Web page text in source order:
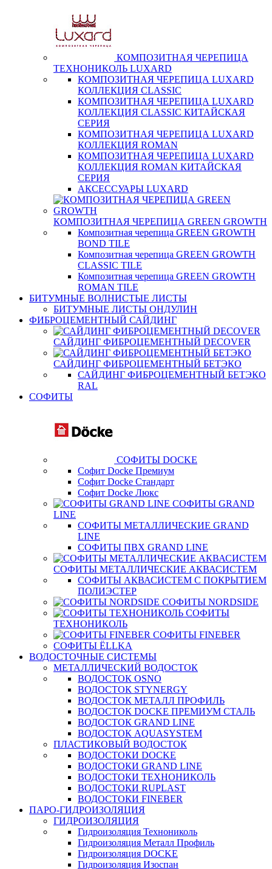
КОМПОЗИТНАЯ ЧЕРЕПИЦА
ТЕХНОНИКОЛЬ LUXARD
КОМПОЗИТНАЯ ЧЕРЕПИЦА LUXARD
КОЛЛЕКЦИЯ CLASSIC
КОМПОЗИТНАЯ ЧЕРЕПИЦА LUXARD
КОЛЛЕКЦИЯ CLASSIC КИТАЙСКАЯ
СЕРИЯ
КОМПОЗИТНАЯ ЧЕРЕПИЦА LUXARD
КОЛЛЕКЦИЯ ROMAN
КОМПОЗИТНАЯ ЧЕРЕПИЦА LUXARD
КОЛЛЕКЦИЯ ROMAN КИТАЙСКАЯ
СЕРИЯ
АКСЕССУАРЫ LUXARD
КОМПОЗИТНАЯ ЧЕРЕПИЦА GREEN GROWTH
Композитная черепица GREEN GROWTH
BOND TILE
Композитная черепица GREEN GROWTH
CLASSIC TILE
Композитная черепица GREEN GROWTH
ROMAN TILE
БИТУМНЫЕ ВОЛНИСТЫЕ ЛИСТЫ
БИТУМНЫЕ ЛИСТЫ ОНДУЛИН
ФИБРОЦЕМЕНТНЫЙ САЙДИНГ
САЙДИНГ ФИБРОЦЕМЕНТНЫЙ DECOVER
САЙДИНГ ФИБРОЦЕМЕНТНЫЙ БЕТЭКО
САЙДИНГ ФИБРОЦЕМЕНТНЫЙ БЕТЭКО
RAL
СОФИТЫ
СОФИТЫ DOCKE
Софит Docke Премиум
Софит Docke Стандарт
Софит Docke Люкс
СОФИТЫ GRAND
LINE
СОФИТЫ МЕТАЛЛИЧЕСКИЕ GRAND
LINE
СОФИТЫ ПВХ GRAND LINE
СОФИТЫ МЕТАЛЛИЧЕСКИЕ АКВАСИСТЕМ
СОФИТЫ АКВАСИСТЕМ С ПОКРЫТИЕМ
ПОЛИЭСТЕР
СОФИТЫ NORDSIDE
СОФИТЫ
ТЕХНОНИКОЛЬ
СОФИТЫ FINEBER
СОФИТЫ ЁLLKA
ВОДОСТОЧНЫЕ СИСТЕМЫ
МЕТАЛЛИЧЕСКИЙ ВОДОСТОК
ВОДОСТОК OSNO
ВОДОСТОК STYNERGY
ВОДОСТОК МЕТАЛЛ ПРОФИЛЬ
ВОДОСТОК DOCKE ПРЕМИУМ СТАЛЬ
ВОДОСТОК GRAND LINE
ВОДОСТОК AQUASYSTEM
ПЛАСТИКОВЫЙ ВОДОСТОК
ВОДОСТОКИ DOCKE
ВОДОСТОКИ GRAND LINE
ВОДОСТОКИ ТЕХНОНИКОЛЬ
ВОДОСТОКИ RUPLAST
ВОДОСТОКИ FINEBER
ПАРО-ГИДРОИЗОЛЯЦИЯ
ГИДРОИЗОЛЯЦИЯ
Гидроизоляция Технониколь
Гидроизоляция Металл Профиль
Гидроизоляция DOCKE
Гидроизоляция Изоспан